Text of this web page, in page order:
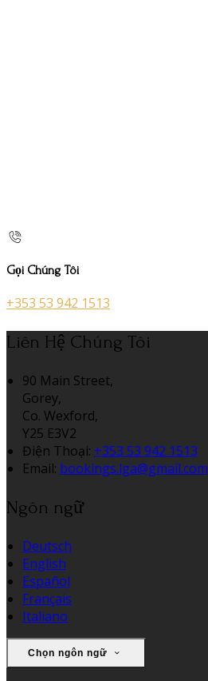
Gọi Chúng Tôi
+353 53 942 1513
Liên Hệ Chúng Tôi
90 Main Street,
Gorey,
Co. Wexford,
Y25 E3V2
Điện Thoại: +353 53 942 1513
Email: bookings.lga@gmail.com
Ngôn ngữ
Deutsch
English
Español
Français
Italiano
Chọn ngôn ngữ